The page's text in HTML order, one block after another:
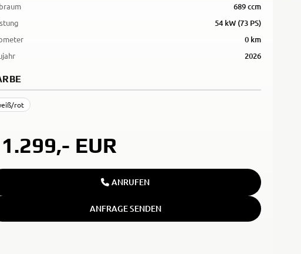
689 ccm
54 kW (73 PS)
0 km
2026
rot
EUR
ANRUFEN
ANFRAGE SENDEN